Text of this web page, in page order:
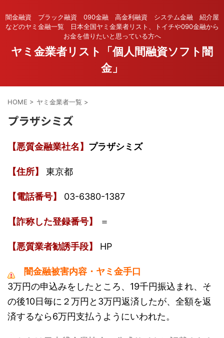
闇金融資 ブラック融資 090金融 高金利融資 システム金融 紹介屋
などのヤミ金融一覧 日本全国ヤミ金業者リスト、トイチや090金融から
お金を借りたいと思っている方へ
ヤミ金業者リスト「個人間融資ソフト闇
金」
HOME > ヤミ金業者一覧 >
プラザシミズ
【悪質金融業社名】 プラザシミズ
【住所】 東京都
【電話番号】 03-6380-1387
【詐称した登録番号】 ＝
【悪質業者勧誘手段】 HP
闇金融被害内容・ヤミ金手口
3万円の申込みをしたところ、19千円振込まれ、そ
の後10日毎に２万円と3万円返済したが、全額を返
済するなら6万円支払うようにいわれた。